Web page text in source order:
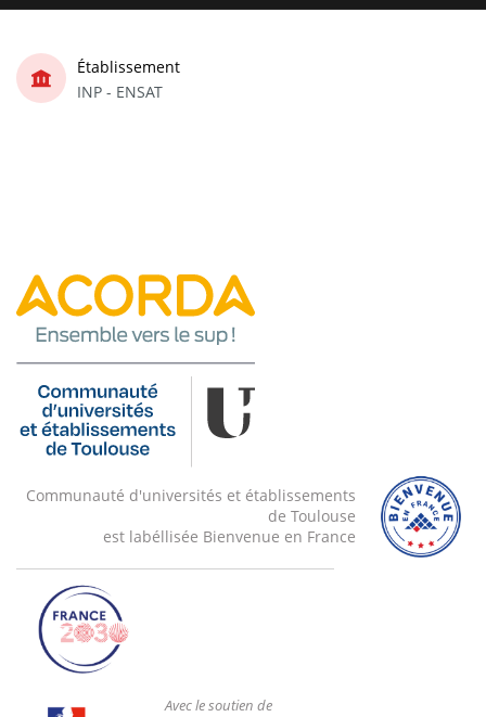
Établissement
INP - ENSAT
Communauté d'universités et établissements
de Toulouse
est labéllisée Bienvenue en France
Avec le soutien de